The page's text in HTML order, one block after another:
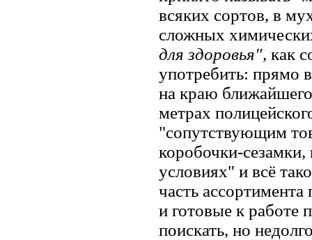
всяких сортов, в
сложных
для здоровья", как
употребить: прямо
на краю
метрах
"сопутствующим
коробочки-
условиях" и всё
часть
и готовые к работе
поискать, но